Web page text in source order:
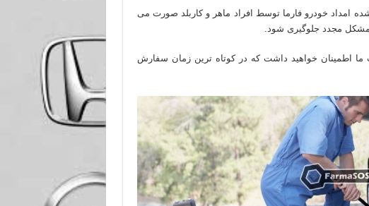
امداد خودرو فارما توسط افراد ماهر و کاربلد صورت می
مشکل مجدد جلوگیری شود.
ما اطمینان خواهید داشت که در کوتاه ترین زمان سفارش